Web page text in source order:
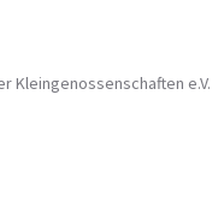
Kleingenossenschaften e.V.